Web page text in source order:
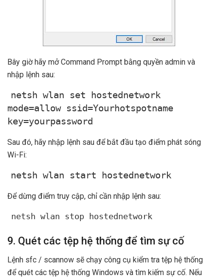
Bây giờ hãy mở Command Prompt bằng quyền admin và
nhập lệnh sau:
netsh wlan set hostednetwork
mode=allow ssid=Yourhotspotname
key=yourpassword
Sau đó, hãy nhập lệnh sau để bắt đầu tạo điểm phát sóng
Wi-Fi:
netsh wlan start hostednetwork
Để dừng điểm truy cập, chỉ cần nhập lệnh sau:
netsh wlan stop hostednetwork
9. Quét các tệp hệ thống để tìm sự cố
Lệnh sfc / scannow sẽ chạy công cụ kiểm tra tệp hệ thống
để quét các tệp hệ thống Windows và tìm kiếm sự cố. Nếu